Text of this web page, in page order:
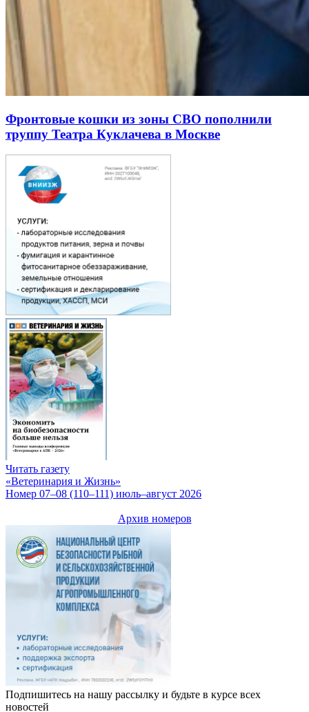
Фронтовые кошки из зоны СВО пополнили
труппу Театра Куклачева в Москве
Читать газету
«Ветеринария и Жизнь»
Номер 07–08 (110–111) июль–август 2026
Архив номеров
Подпишитесь на нашу рассылку и будьте в курсе всех
новостей